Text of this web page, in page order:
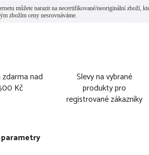
nad
Kč
Slevy na vybrané
produkty pro
registrované zákazníky